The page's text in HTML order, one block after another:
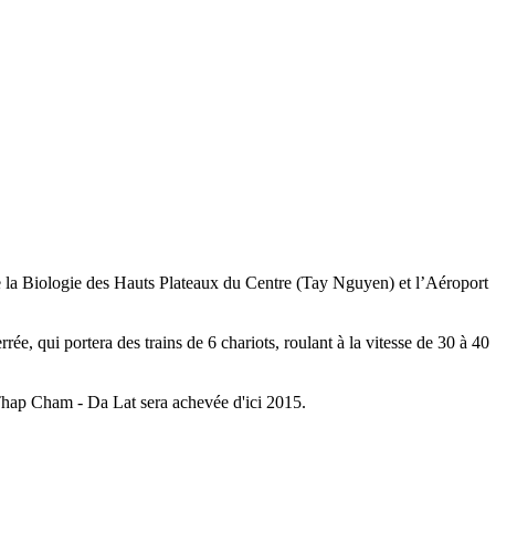
Biologie des Hauts Plateaux du Centre (Tay Nguyen) et l’Aéroport
qui portera des trains de 6 chariots, roulant à la vitesse de 30 à 40
Cham - Da Lat sera achevée d'ici 2015.